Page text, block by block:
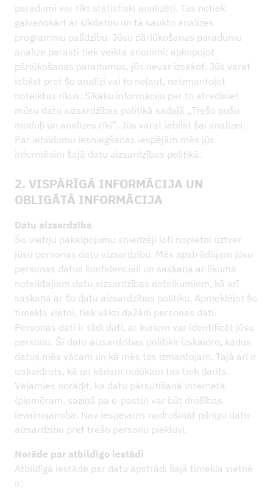
paradumi var tikt statistiski analizēti. Tas notiek
galvenokārt ar sīkdatņu un tā saukto analīzes
programmu palīdzību. Jūsu pārlūkošanas paradumu
analīze parasti tiek veikta anonīmi; apkopojot
pārlūkošanas paradumus, jūs nevar izsekot. Jūs varat
iebilst pret šo analīzi vai to neļaut, neizmantojot
noteiktus rīkus. Sīkāku informāciju par to atradīsiet
mūsu datu aizsardzības politikā sadaļā „Trešo pušu
moduļi un analīzes rīki”. Jūs varat iebilst šai analīzei.
Par iebildumu iesniegšanas iespējām mēs jūs
informēsim šajā datu aizsardzības politikā.
2. VISPĀRĪGĀ INFORMĀCIJA UN
OBLIGĀTĀ INFORMĀCIJA
Datu aizsardzība
Šo vietņu pakalpojumu sniedzēji ļoti nopietni uztver
jūsu personas datu aizsardzību. Mēs apstrādājam jūsu
personas datus konfidenciāli un saskaņā ar likumā
noteiktajiem datu aizsardzības noteikumiem, kā arī
saskaņā ar šo datu aizsardzības politiku. Apmeklējot šo
tīmekļa vietni, tiek vākti dažādi personas dati.
Personas dati ir tādi dati, ar kuriem var identificēt jūsu
personu. Šī datu aizsardzības politika izskaidro, kādus
datus mēs vācam un kā mēs tos izmantojam. Tajā arī ir
izskaidrots, kā un kādam nolūkam tas tiek darīts.
Vēlamies norādīt, ka datu pārsūtīšanā internetā
(piemēram, saziņā pa e-pastu) var būt drošības
ievainojamība. Nav iespējams nodrošināt pilnīgu datu
aizsardzību pret trešo personu piekļuvi.
Norāde par atbildīgo iestādi
Atbildīgā iestāde par datu apstrādi šajā tīmekļa vietnē
ir: